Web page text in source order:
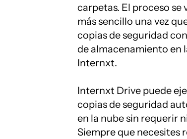
carpetas. El proceso se
más sencillo una vez
copias de seguridad
de almacenamiento en
Internxt.
Internxt Drive puede
copias de seguridad
en la nube sin requerir
Siempre que necesites